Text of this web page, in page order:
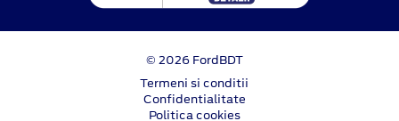
© 2026 FordBDT
Termeni si conditii
Confidentialitate
Politica cookies